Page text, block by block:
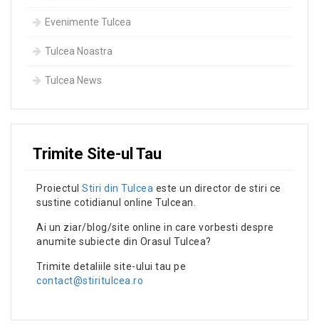
Evenimente Tulcea
Tulcea Noastra
Tulcea News
Trimite Site-ul Tau
Proiectul Stiri din Tulcea este un director de stiri ce
sustine cotidianul online Tulcean.
Ai un ziar/blog/site online in care vorbesti despre
anumite subiecte din Orasul Tulcea?
Trimite detaliile site-ului tau pe
contact@stiritulcea.ro